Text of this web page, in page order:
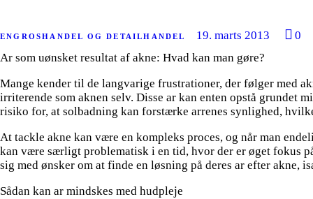
ENGROSHANDEL OG DETAILHANDEL 19. marts 2013
0
Ar som uønsket resultat af akne: Hvad kan man gøre?
Mange kender til de langvarige frustrationer, der følger med
irriterende som aknen selv. Disse ar kan enten opstå grundet
risiko for, at solbadning kan forstærke arrenes synlighed,
At tackle akne kan være en kompleks proces, og når man
kan være særligt problematisk i en tid, hvor der er øget fokus
sig med ønsker om at finde en løsning på deres ar efter akne,
Sådan kan ar mindskes med hudpleje